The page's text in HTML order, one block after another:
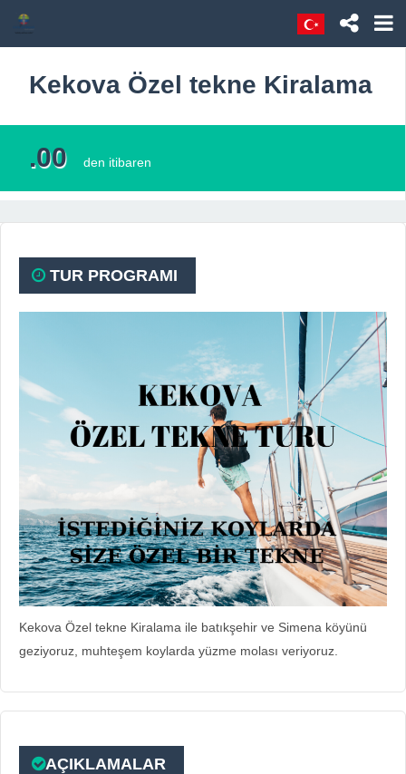
Kekova Özel tekne Kiralama
.00 den itibaren
TUR PROGRAMI
Kekova Özel tekne Kiralama ile batıkşehir ve Simena köyünü
geziyoruz, muhteşem koylarda yüzme molası veriyoruz.
AÇIKLAMALAR